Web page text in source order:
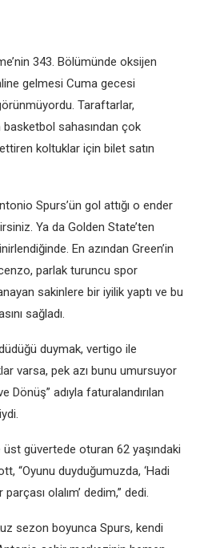
343. Bölümünde oksijen
gelmesi Cuma gecesi
Taraftarlar,
sahasından çok
koltuklar için bilet satın
Spurs’ün gol attığı o ender
Ya da Golden State’ten
En azından Green’in
parlak turuncu spor
sakinlere bir iyilik yaptı ve bu
sağladı.
duymak, vertigo ile
varsa, pek azı bunu umursuyor
Dönüş” adıyla faturalandırılan
üst güvertede oturan 62 yaşındaki
“Oyunu duyduğumuzda, ‘Hadi
olalım’ dedim,” dedi.
sezon boyunca Spurs, kendi